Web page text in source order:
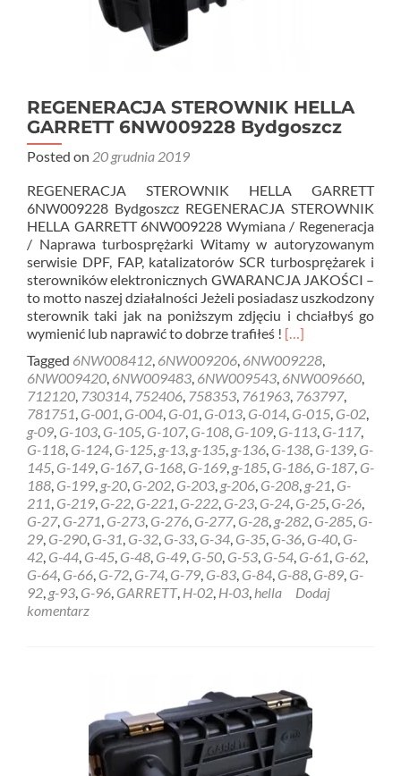
REGENERACJA STEROWNIK HELLA
GARRETT 6NW009228 Bydgoszcz
Posted on 20 grudnia 2019
REGENERACJA STEROWNIK HELLA GARRETT
6NW009228 Bydgoszcz REGENERACJA STEROWNIK
HELLA GARRETT 6NW009228 Wymiana / Regeneracja
/ Naprawa turbosprężarki Witamy w autoryzowanym
serwisie DPF, FAP, katalizatorów SCR turbosprężarek i
sterowników elektronicznych GWARANCJA JAKOŚCI –
to motto naszej działalności Jeżeli posiadasz uszkodzony
sterownik taki jak na poniższym zdjęciu i chciałbyś go
wymienić lub naprawić to dobrze trafiłeś ! Read
about
REGENERACJA
STEROWNIK
HELLA
GARRETT
6NW009228
Bydgoszcz
[…]
Tagged 6NW008412, 6NW009206, 6NW009228,
6NW009420, 6NW009483, 6NW009543, 6NW009660,
712120, 730314, 752406, 758353, 761963, 763797,
781751, G-001, G-004, G-01, G-013, G-014, G-015, G-02,
g-09, G-103, G-105, G-107, G-108, G-109, G-113, G-117,
G-118, G-124, G-125, g-13, g-135, g-136, G-138, G-139, G-
145, G-149, G-167, G-168, G-169, g-185, G-186, G-187, G-
188, G-199, g-20, G-202, G-203, g-206, G-208, g-21, G-
211, G-219, G-22, G-221, G-222, G-23, G-24, G-25, G-26,
G-27, G-271, G-273, G-276, G-277, G-28, g-282, G-285, G-
29, G-290, G-31, G-32, G-33, G-34, G-35, G-36, G-40, G-
42, G-44, G-45, G-48, G-49, G-50, G-53, G-54, G-61, G-62,
G-64, G-66, G-72, G-74, G-79, G-83, G-84, G-88, G-89, G-
92, g-93, G-96, GARRETT, H-02, H-03, hella
Dodaj
komentarz